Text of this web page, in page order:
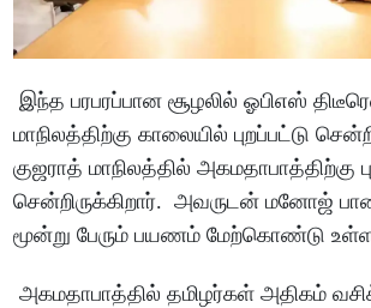
இந்த பரபரப்பான சூழலில் ஓபிஎஸ்
மாநிலத்திற்கு காலையில் புறப்பட்டு
குஜராத் மாநிலத்தில் அகமதாபாத்திற்கு
சென்றிருக்கிறார். அவருடன் மனோஜ்
மூன்று பேரும் பயணம் மேற்கொண்டு
அகமதாபாத்தில் தமிழர்கள் அதிகம்